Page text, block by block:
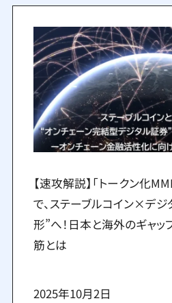
【速攻解説】「トークン化
で、ステーブルコイン×デ
形”へ！日本と海外のギャ
筋とは
2025年10月2日